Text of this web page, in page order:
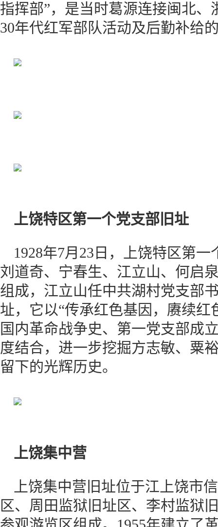
指挥部”，是当时葛源连接闽北
30年代红军部队活动及后勤补给
上饶特区第一个党支部旧址
1928年7月23日，上饶特区第
刘道奇、宁春生、江立山、何启
组成，江立山任中共湖村党支部
址，它以“传承红色基因，赓续
国内革命战争史、第一党支部成
度结合，进一步挖掘方志敏、粟
留下的光辉历史。
上饶集中营
上饶集中营旧址位于江上饶市
区、周田监狱旧址区、李村监狱